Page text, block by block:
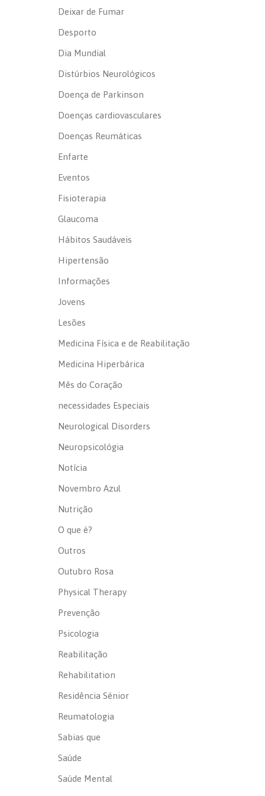
Deixar de Fumar
Desporto
Dia Mundial
Distúrbios Neurológicos
Doença de Parkinson
Doenças cardiovasculares
Doenças Reumáticas
Enfarte
Eventos
Fisioterapia
Glaucoma
Hábitos Saudáveis
Hipertensão
Informações
Jovens
Lesões
Medicina Física e de Reabilitação
Medicina Hiperbárica
Mês do Coração
necessidades Especiais
Neurological Disorders
Neuropsicológia
Notícia
Novembro Azul
Nutrição
O que é?
Outros
Outubro Rosa
Physical Therapy
Prevenção
Psicologia
Reabilitação
Rehabilitation
Residência Sénior
Reumatologia
Sabias que
Saúde
Saúde Mental